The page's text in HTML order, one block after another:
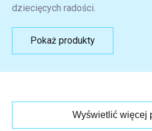
dziecięcych radości.
Pokaż produkty
Wyświetlić więcej